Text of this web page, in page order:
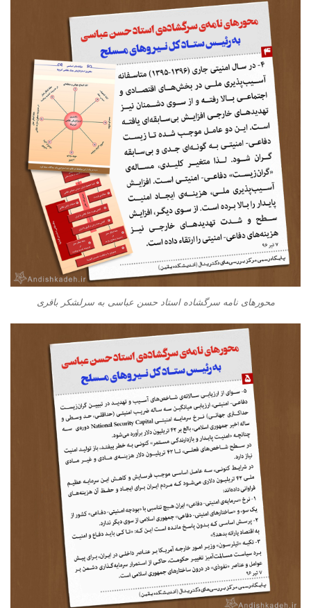
محورهای نامه سرگشاده استاد حسن عباسی به سرلشکر باقری